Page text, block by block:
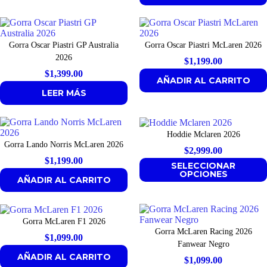
Gorra Oscar Piastri GP Australia
2026
$1,399.00
LEER MÁS
Gorra Oscar Piastri McLaren 2026
$1,199.00
AÑADIR AL CARRITO
Gorra Lando Norris McLaren 2026
$1,199.00
AÑADIR AL CARRITO
Hoddie Mclaren 2026
$2,999.00
SELECCIONAR
OPCIONES
Gorra McLaren F1 2026
$1,099.00
AÑADIR AL CARRITO
Gorra McLaren Racing 2026
Fanwear Negro
$1,099.00